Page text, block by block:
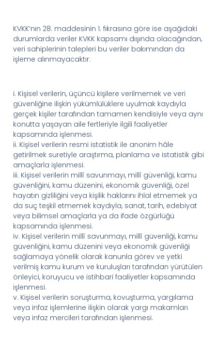
KVKK’nın 28. maddesinin 1. fıkrasına göre ise aşağıdaki
durumlarda veriler KVKK kapsamı dışında olacağından,
veri sahiplerinin talepleri bu veriler bakımından da
işleme alınmayacaktır:
i. Kişisel verilerin, üçüncü kişilere verilmemek ve veri
güvenliğine ilişkin yükümlülüklere uyulmak kaydıyla
gerçek kişiler tarafından tamamen kendisiyle veya aynı
konutta yaşayan aile fertleriyle ilgili faaliyetler
kapsamında işlenmesi.
ii. Kişisel verilerin resmi istatistik ile anonim hâle
getirilmek suretiyle araştırma, planlama ve istatistik gibi
amaçlarla işlenmesi.
iii. Kişisel verilerin millî savunmayı, millî güvenliği, kamu
güvenliğini, kamu düzenini, ekonomik güvenliği, özel
hayatın gizliliğini veya kişilik haklarını ihlal etmemek ya
da suç teşkil etmemek kaydıyla, sanat, tarih, edebiyat
veya bilimsel amaçlarla ya da ifade özgürlüğü
kapsamında işlenmesi.
iv. Kişisel verilerin millî savunmayı, millî güvenliği, kamu
güvenliğini, kamu düzenini veya ekonomik güvenliği
sağlamaya yönelik olarak kanunla görev ve yetki
verilmiş kamu kurum ve kuruluşları tarafından yürütülen
önleyici, koruyucu ve istihbari faaliyetler kapsamında
işlenmesi.
v. Kişisel verilerin soruşturma, kovuşturma, yargılama
veya infaz işlemlerine ilişkin olarak yargı makamları
veya infaz mercileri tarafından işlenmesi.